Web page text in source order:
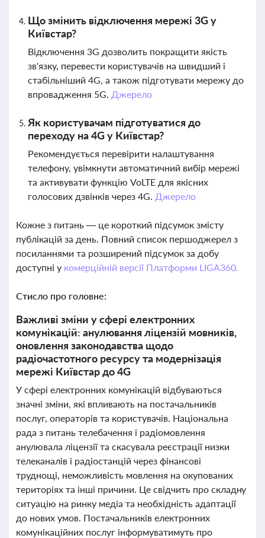
Що змінить відключення мережі 3G у
Київстар?
Відключення 3G дозволить покращити якість
зв'язку, перевести користувачів на швидший і
стабільніший 4G, а також підготувати мережу до
впровадження 5G. Джерело
Як користувачам підготуватися до
переходу на 4G у Київстар?
Рекомендується перевірити налаштування
телефону, увімкнути автоматичний вибір мережі
та активувати функцію VoLTE для якісних
голосових дзвінків через 4G. Джерело
Кожне з питань — це короткий підсумок змісту
публікацій за день. Повний список першоджерел з
посиланнями та розширений підсумок за добу
доступні у комерційній версії Платформи LIGA360.
Стисло про головне:
Важливі зміни у сфері електронних
комунікацій: анулювання ліцензій мовників,
оновлення законодавства щодо
радіочастотного ресурсу та модернізація
мережі Київстар до 4G
У сфері електронних комунікацій відбуваються
значні зміни, які впливають на постачальників
послуг, операторів та користувачів. Національна
рада з питань телебачення і радіомовлення
анулювала ліцензії та скасувала реєстрації низки
телеканалів і радіостанцій через фінансові
труднощі, неможливість мовлення на окупованих
територіях та інші причини. Це свідчить про складну
ситуацію на ринку медіа та необхідність адаптації
до нових умов. Постачальників електронних
комунікаційних послуг інформуватимуть про